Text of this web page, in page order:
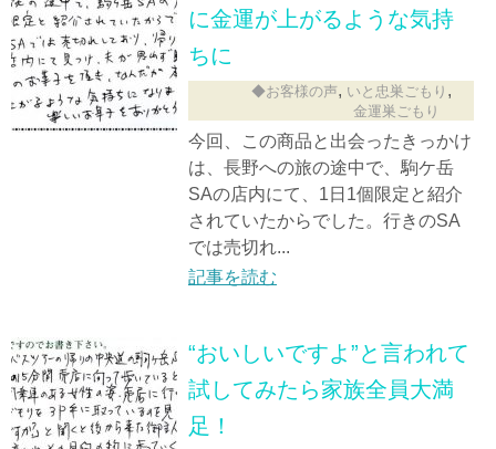
に金運が上がるような気持
ちに
◆お客様の声, いと忠巣ごもり ,
金運巣ごもり
今回、この商品と出会ったきっかけ
は、長野への旅の途中で、駒ケ岳
SAの店内にて、1日1個限定と紹介
されていたからでした。行きのSA
では売切れ...
記事を読む
“おいしいですよ”と言われて
試してみたら家族全員大満
足！